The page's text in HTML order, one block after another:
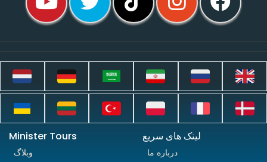
لینک های سریع
درباره ما
Minister Tours
وبلاگ